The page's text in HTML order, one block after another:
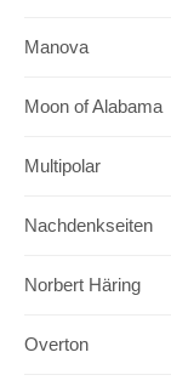
Manova
Moon of Alabama
Multipolar
Nachdenkseiten
Norbert Häring
Overton